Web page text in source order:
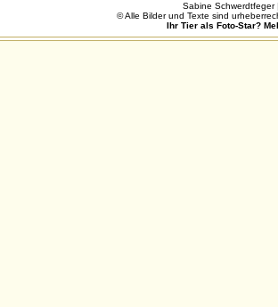
Sabine Schwerdtfeger
© Alle Bilder und Texte sind
Ihr Tier als Foto-Star?